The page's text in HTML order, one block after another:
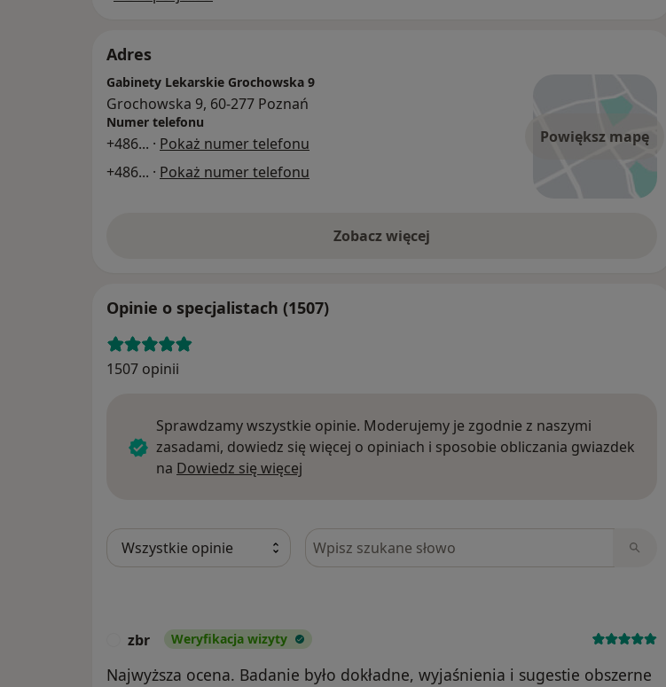
Adres
Powiększ mapę
Gabinety Lekarskie Grochowska 9
Grochowska 9, 60-277 Poznań
Numer telefonu
+486... · Pokaż numer telefonu
+486... · Pokaż numer telefonu
Zobacz więcej
Opinie o specjalistach (1507)
1507 opinii
Sprawdzamy wszystkie opinie. Moderujemy je zgodnie z naszymi
zasadami, dowiedz się więcej o opiniach i sposobie obliczania gwiazdek
na Dowiedz się więcej
Szukaj w opiniach
zbr Weryfikacja wizyty
Najwyższa ocena. Badanie było dokładne, wyjaśnienia i sugestie obszerne